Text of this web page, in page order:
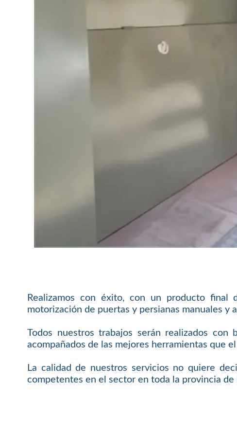
Realizamos con éxito, con un producto
motorización de puertas y persianas manuales y
Todos nuestros trabajos serán realizados
acompañados de las mejores herramientas que
La calidad de nuestros servicios no quiere
competentes en el sector en toda la provincia